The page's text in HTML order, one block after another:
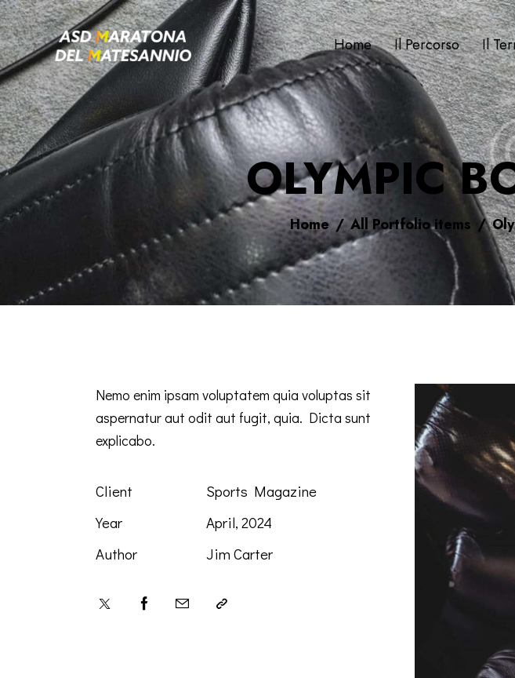
Home Il Percorso Il
OLYMPIC
Home All Portfolio items
Nemo enim ipsam voluptatem quia voluptas sit
aspernatur aut odit aut fugit, quia. Dicta sunt
explicabo.
Client
Sports Magazine
Year
April, 2024
Author
Jim Carter